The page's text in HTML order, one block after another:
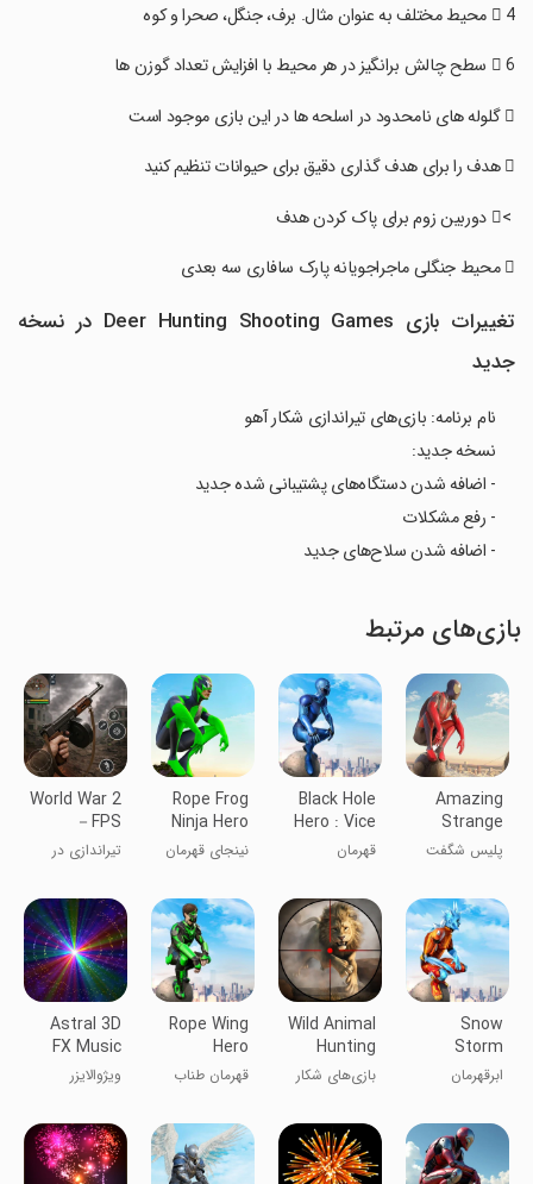
‏ > دوربین زوم برای پاک کردن هدف
تغییرات بازی Deer Hunting Shooting Games در نسخه
جدید
نام برنامه: بازی‌های تیراندازی شکار آهو
نسخه جدید:
- اضافه شدن دستگاه‌های پشتیبانی شده جدید
- رفع مشکلات
- اضافه شدن سلاح‌های جدید
بازی‌های مرتبط
Amazing
Strange
Rope Police
- Vice
Vegas
پلیس شگفت
طنابی
Black Hole
Hero : Vice
Vegas
قهرمان
Rope Frog
Ninja Hero
Car Vegas
نینجای قهرمان
قورباغه‌ای
World War 2
－FPS
Shooting
Games
تیراندازی در
دوم
Snow
Storm
Superhero
ابرقهرمان
Wild Animal
Hunting
Games FPS
بازی‌های شکار
FPS
Rope Wing
Hero
Gangster
Vegas
قهرمان طناب
وگاس
Astral 3D
FX Music
Visualizer
ویژوالایزر
نجومی